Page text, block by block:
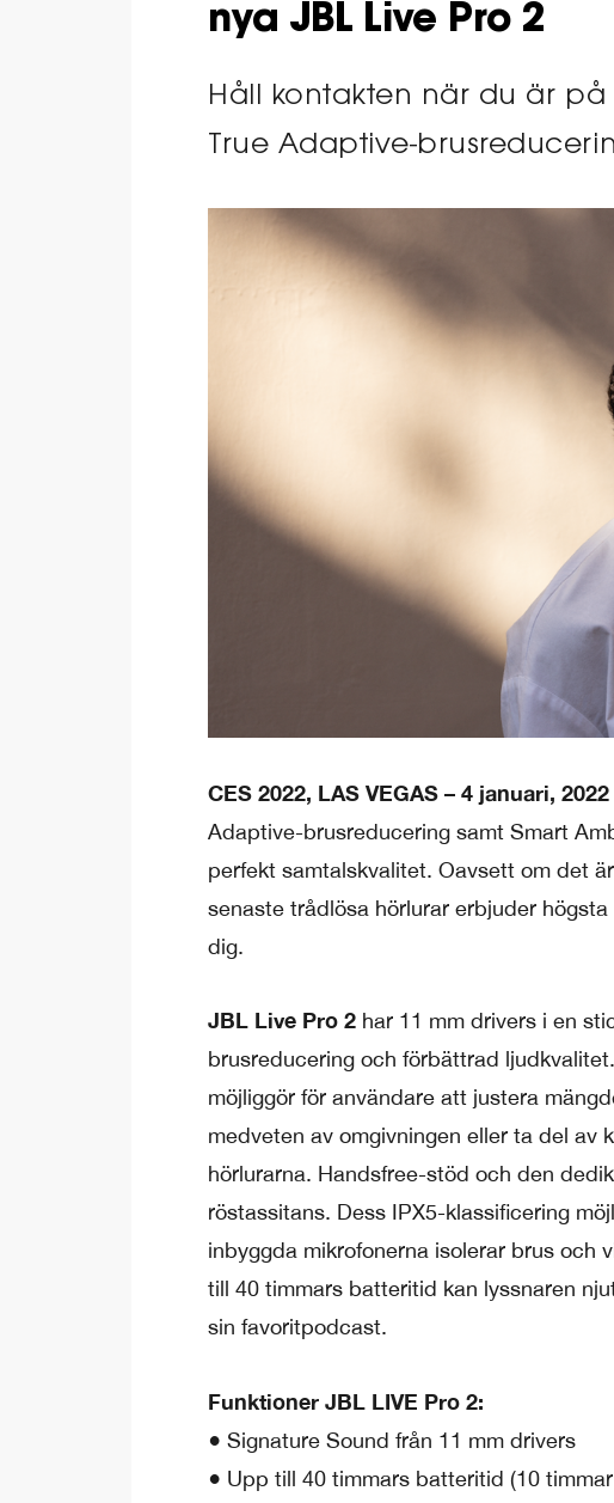
nya JBL Live Pro 2
Håll kontakten när du är
True Adaptive-
CES 2022, LAS VEGAS – 4 januari, 2022
Adaptive-brusreducering samt Smart
perfekt samtalskvalitet. Oavsett om det
senaste trådlösa hörlurar erbjuder
dig.
JBL Live Pro 2 har 11 mm drivers i en
brusreducering och förbättrad
möjliggör för användare att justera
medveten av omgivningen eller ta del av
hörlurarna. Handsfree-stöd och den
röstassitans. Dess IPX5-klassificering
inbyggda mikrofonerna isolerar brus och
till 40 timmars batteritid kan lyssnaren
sin favoritpodcast.
Funktioner JBL LIVE Pro 2:
● Signature Sound från 11 mm drivers
● Upp till 40 timmars batteritid (10